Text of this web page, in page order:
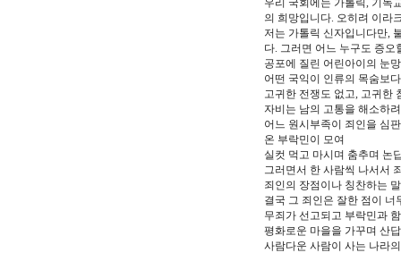
우리 국회에는 가톨릭, 기독
의 희망입니다. 오히려 이라
저는 가톨릭 신자입니다만,
다. 그러면 어느 누구도 증
공포에 질린 어린아이의 눈
어떤 국익이 인류의 목숨보
고귀한 전쟁도 없고, 고귀한
자비는 남의 고통을 해소하
어느 원시부족이 죄인을 심
온 부락민이 모여
실컷 먹고 마시며 춤추며 논
그러면서 한 사람씩 나서서
죄인의 장점이나 칭찬하는
결국 그 죄인은 잘한 점이 너
무죄가 선고되고 부락민과
평화로운 마을을 가꾸며 산
사람다운 사람이 사는 나라